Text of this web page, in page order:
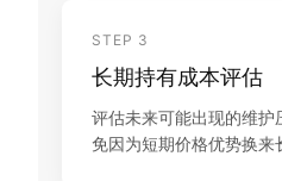
STEP 3
长期持有成本评估
评估未来可能出现的维护
免因为短期价格优势换来